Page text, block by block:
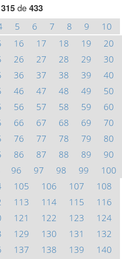
315de 433
5 6 7 8 9
10
16 17 18 19
20
26 27 28 29
30
36 37 38 39
40
46 47 48 49
50
56 57 58 59
60
66 67 68 69
70
76 77 78 79
80
86 87 88 89
90
96 97 98 99
100
105 106 107
108
113 114 115
116
121 122 123
124
129 130 131
132
137 138 139
140